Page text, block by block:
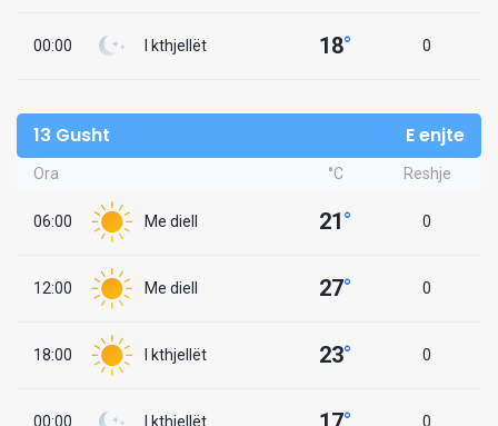
00:00 I kthjellët 18° 0
13 Gusht E enjte
Ora °C Reshje
06:00 Me diell 21° 0
12:00 Me diell 27° 0
18:00 I kthjellët 23° 0
00:00 I kthjellët 0